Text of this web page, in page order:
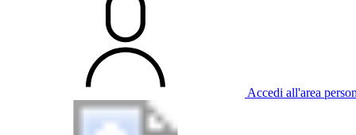
Accedi all'area